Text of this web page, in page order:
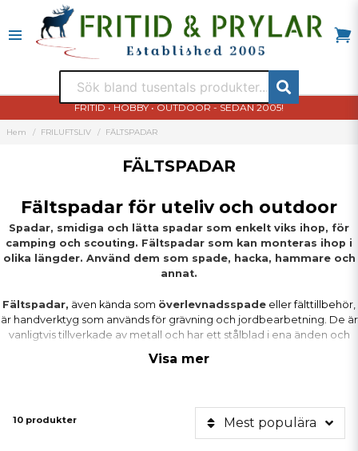
FRITID • HOBBY • OUTDOOR - SEDAN 2005!
Hem FRILUFTSLIV FÄLTSPADAR
FÄLTSPADAR
Fältspadar för uteliv och outdoor
Spadar, smidiga och lätta spadar som enkelt viks ihop, för
camping och scouting. Fältspadar som kan monteras ihop i
olika längder. Använd dem som spade, hacka, hammare och
annat.
Fältspadar, även kända som överlevnadsspade eller fälttillbehör,
är handverktyg som används för grävning och jordbearbetning. De är
vanligtvis tillverkade av metall och har ett stålblad i ena änden och
ett handtag i den andra. Fältspadar är utformade för att vara lätta och
portabla, vilket gör dem idealiska för utomhusarbeten,
Fältspadar kan användas för en mängd olika uppgifter,
Visa mer
10 produkter Mest populära